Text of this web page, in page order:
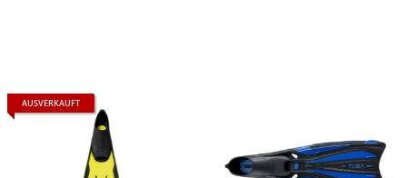
AUSVERKAUFT